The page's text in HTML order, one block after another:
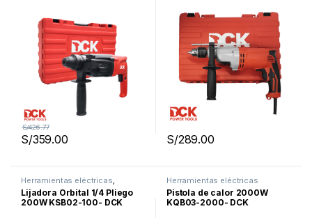
S/359.00
S/426.77
S/289.00
Herramientas eléctricas
Promociones
Lijadora Orbital 1/4 Pliego
200W KSB02-100- DCK
Herramientas eléctricas
Pistola de calor 2000W
KQB03-2000- DCK